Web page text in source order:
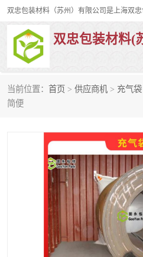
双忠包装材料(
当前位置： 首页 > 供应商机 > 充气袋
简便打孔缠绕膜
裹包网兜
托盘捆绑带